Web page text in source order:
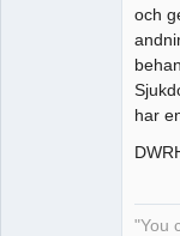
och
har
"You